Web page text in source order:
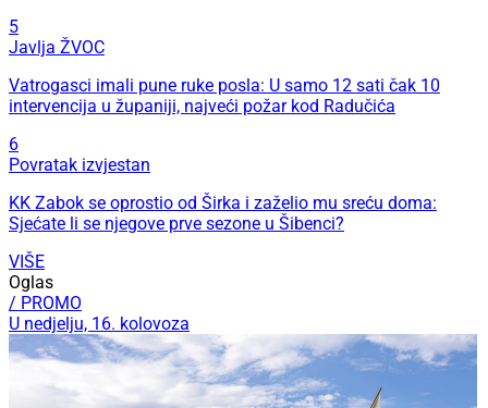
5
Javlja ŽVOC
Vatrogasci imali pune ruke posla: U samo 12 sati čak 10
intervencija u županiji, najveći požar kod Radučića
6
Povratak izvjestan
KK Zabok se oprostio od Širka i zaželio mu sreću doma:
Sjećate li se njegove prve sezone u Šibenci?
VIŠE
Oglas
/ PROMO
U nedjelju, 16. kolovoza